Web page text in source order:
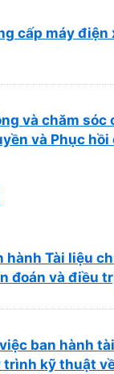
cấp máy
và chăm sóc
và Phục
hành Tài liệu
đoán và điều
việc ban hành
trình kỹ thuật